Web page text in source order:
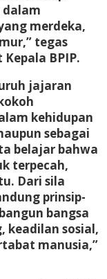
dalam
merdeka,
tegas
BPIP.
jajaran
kehidupan
sebagai
belajar bahwa
terpecah,
Dari sila
prinsip-
bangsa
keadilan sosial,
manusia,”